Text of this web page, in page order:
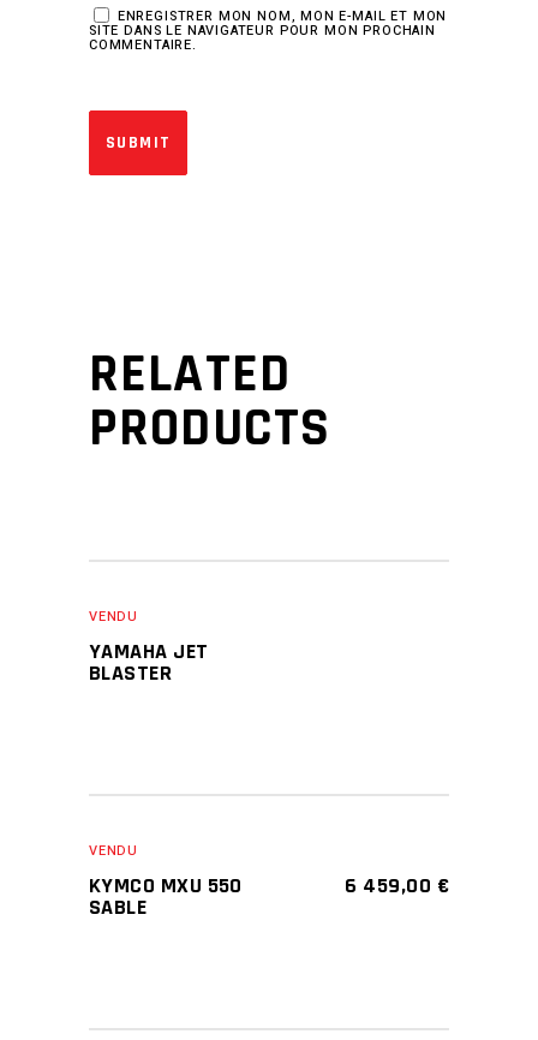
ENREGISTRER MON NOM, MON E-MAIL ET MON
SITE DANS LE NAVIGATEUR POUR MON PROCHAIN
COMMENTAIRE.
RELATED
PRODUCTS
VENDU
YAMAHA JET
BLASTER
VENDU
KYMCO MXU 550
SABLE
6 459,00 €